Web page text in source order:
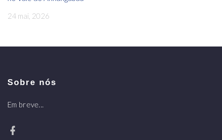
24 mai, 2026
Sobre nós
Em breve...